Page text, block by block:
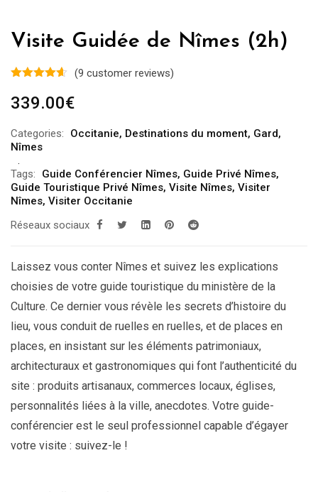
Visite Guidée de Nîmes (2h)
(9 customer reviews)
339.00€
Categories: Occitanie, Destinations du moment, Gard,
Nîmes
Tags: Guide Conférencier Nîmes, Guide Privé Nîmes,
Guide Touristique Privé Nîmes, Visite Nîmes, Visiter
Nîmes, Visiter Occitanie
Réseaux sociaux
Laissez vous conter Nîmes et suivez les explications
choisies de votre guide touristique du ministère de la
Culture. Ce dernier vous révèle les secrets d’histoire du
lieu, vous conduit de ruelles en ruelles, et de places en
places, en insistant sur les éléments patrimoniaux,
architecturaux et gastronomiques qui font l’authenticité du
site : produits artisanaux, commerces locaux, églises,
personnalités liées à la ville, anecdotes. Votre guide-
conférencier est le seul professionnel capable d’égayer
votre visite : suivez-le !